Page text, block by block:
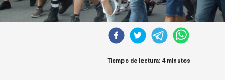
Tiempo de lectura: 4 minutos